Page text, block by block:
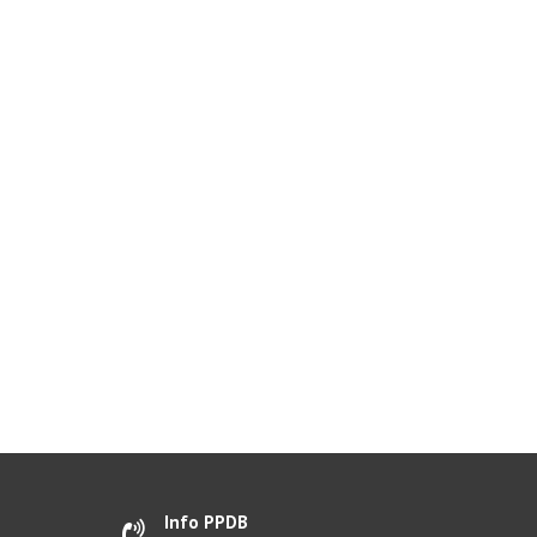
Info PPDB